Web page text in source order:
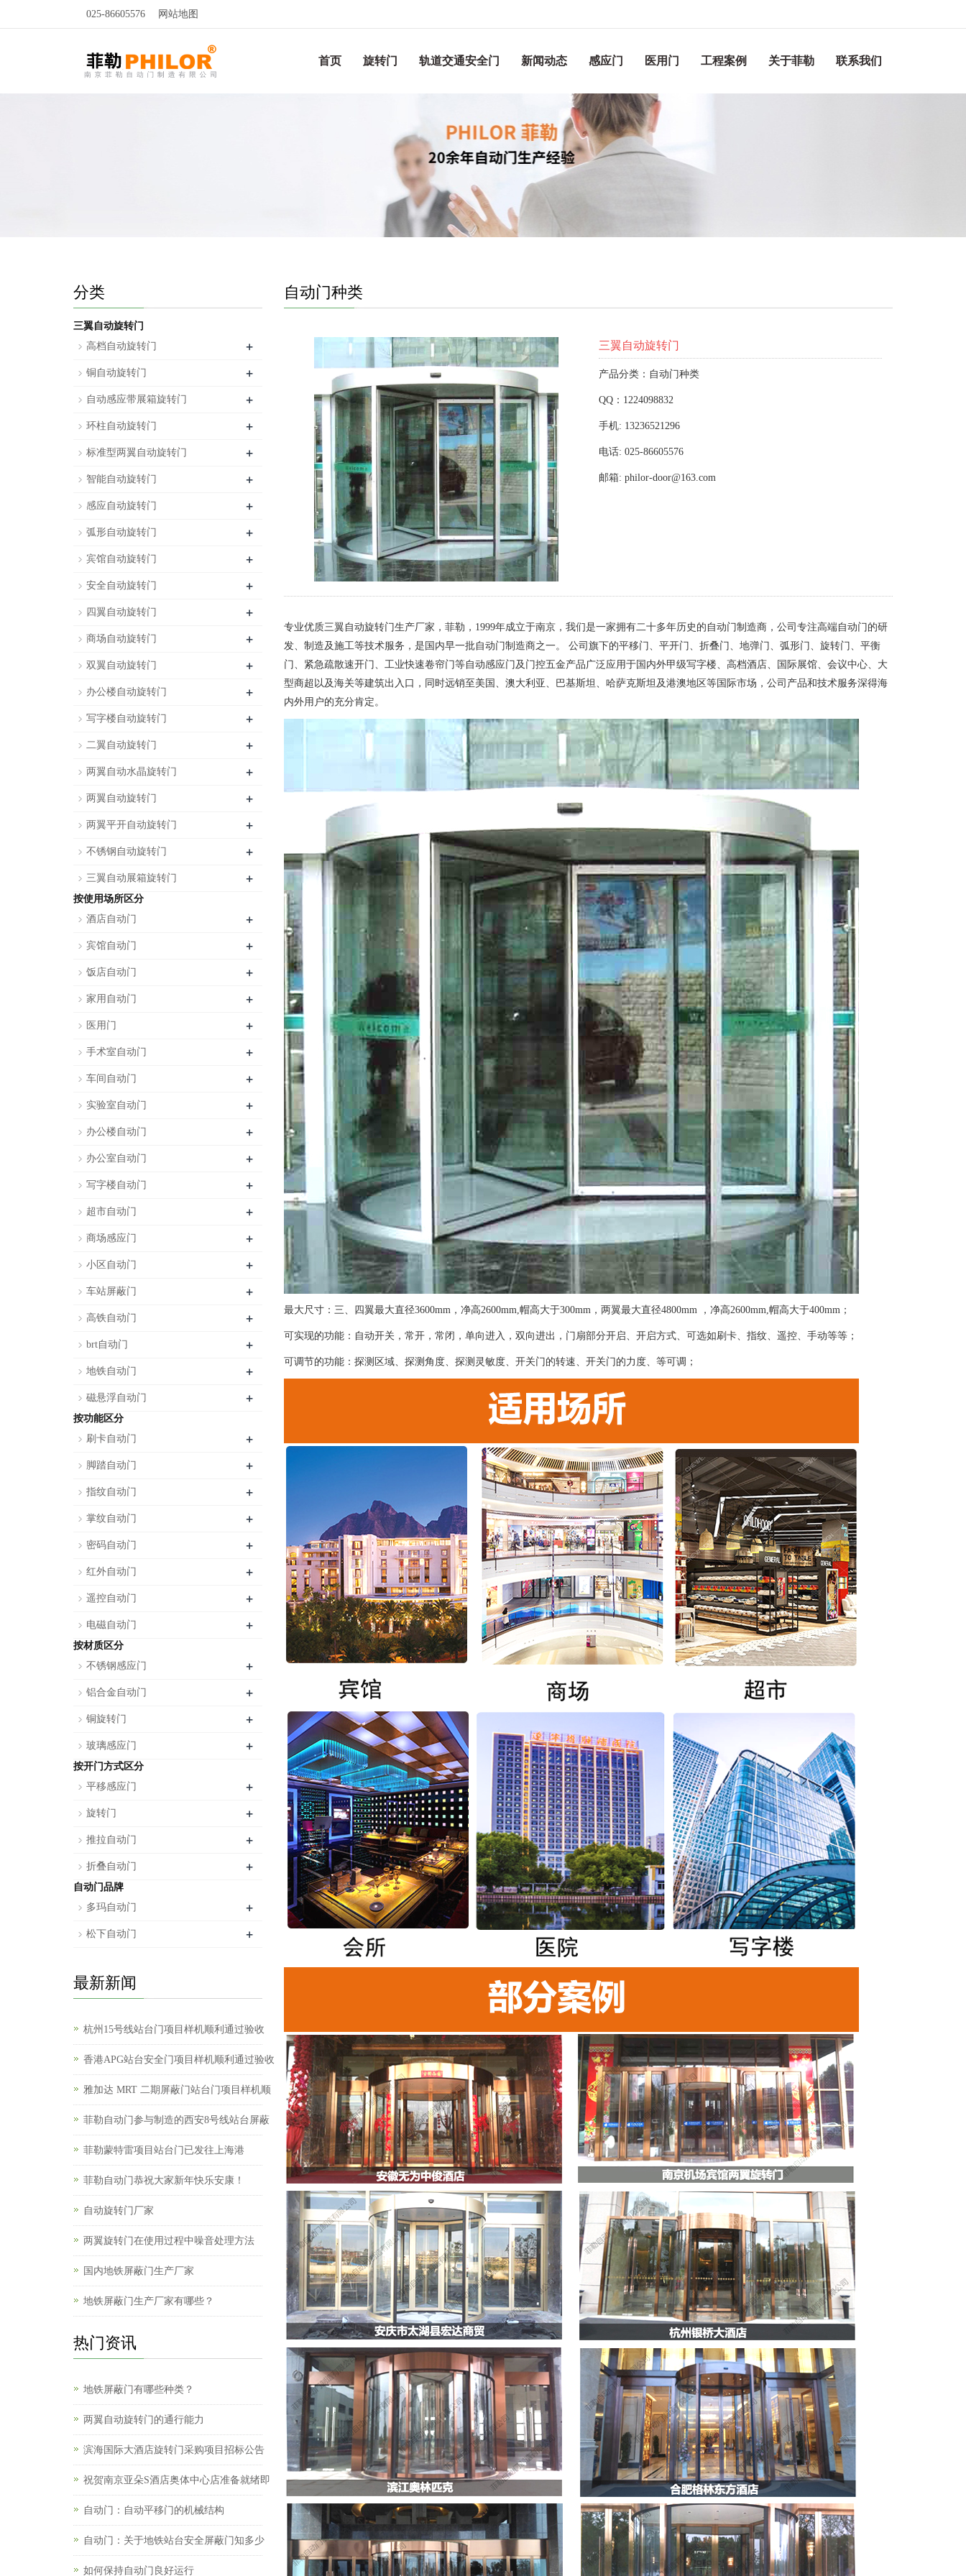
025-86605576 网站地图
首页 旋转门 轨道交通安全门 新闻动态 感应门 医用门 工程案例 关于菲勒 联系我们
自动门种类
三翼自动旋转门
产品分类：自动门种类
QQ：1224098832
手机: 13236521296
电话: 025-86605576
邮箱: philor-door@163.com
专业优质三翼自动旋转门生产厂家，菲勒，1999年成立于南京，我们是一家拥有二十多年历史的自动门制造商，公司专注高端自动门的研
发、制造及施工等技术服务，是国内早一批自动门制造商之一。 公司旗下的平移门、平开门、折叠门、地弹门、弧形门、旋转门、平衡
门、紧急疏散速开门、工业快速卷帘门等自动感应门及门控五金产品广泛应用于国内外甲级写字楼、高档酒店、国际展馆、会议中心、大
型商超以及海关等建筑出入口，同时远销至美国、澳大利亚、巴基斯坦、哈萨克斯坦及港澳地区等国际市场，公司产品和技术服务深得海
内外用户的充分肯定。
最大尺寸：三、四翼最大直径3600mm，净高2600mm,帽高大于300mm，两翼最大直径4800mm ，净高2600mm,帽高大于400mm；
可实现的功能：自动开关，常开，常闭，单向进入，双向进出，门扇部分开启、开启方式、可选如刷卡、指纹、遥控、手动等等；
可调节的功能：探测区域、探测角度、探测灵敏度、开关门的转速、开关门的力度、等可调；
分类
三翼自动旋转门
高档自动旋转门
+
铜自动旋转门 +
自动感应带展箱旋转门 +
环柱自动旋转门 +
标准型两翼自动旋转门 +
智能自动旋转门 +
感应自动旋转门 +
弧形自动旋转门 +
宾馆自动旋转门 +
安全自动旋转门 +
四翼自动旋转门 +
商场自动旋转门 +
双翼自动旋转门 +
办公楼自动旋转门 +
写字楼自动旋转门 +
二翼自动旋转门 +
两翼自动水晶旋转门 +
两翼自动旋转门 +
两翼平开自动旋转门 +
不锈钢自动旋转门 +
三翼自动展箱旋转门 +
按使用场所区分
酒店自动门
+
宾馆自动门 +
饭店自动门 +
家用自动门 +
医用门 +
手术室自动门 +
车间自动门 +
实验室自动门 +
办公楼自动门 +
办公室自动门 +
写字楼自动门 +
超市自动门 +
商场感应门 +
小区自动门 +
车站屏蔽门 +
高铁自动门 +
brt自动门 +
地铁自动门 +
磁悬浮自动门 +
按功能区分
刷卡自动门
+
脚踏自动门 +
指纹自动门 +
掌纹自动门 +
密码自动门 +
红外自动门 +
遥控自动门 +
电磁自动门 +
按材质区分
不锈钢感应门
+
铝合金自动门 +
铜旋转门 +
玻璃感应门 +
按开门方式区分
平移感应门
+
旋转门 +
推拉自动门 +
折叠自动门 +
自动门品牌
多玛自动门
+
松下自动门 +
最新新闻
杭州15号线站台门项目样机顺利通过验收
香港APG站台安全门项目样机顺利通过验收
雅加达 MRT 二期屏蔽门站台门项目样机顺
菲勒自动门参与制造的西安8号线站台屏蔽
菲勒蒙特雷项目站台门已发往上海港
菲勒自动门恭祝大家新年快乐安康！
自动旋转门厂家
两翼旋转门在使用过程中噪音处理方法
国内地铁屏蔽门生产厂家
地铁屏蔽门生产厂家有哪些？
热门资讯
地铁屏蔽门有哪些种类？
两翼自动旋转门的通行能力
滨海国际大酒店旋转门采购项目招标公告
祝贺南京亚朵S酒店奥体中心店准备就绪即
自动门：自动平移门的机械结构
自动门：关于地铁站台安全屏蔽门知多少
如何保持自动门良好运行